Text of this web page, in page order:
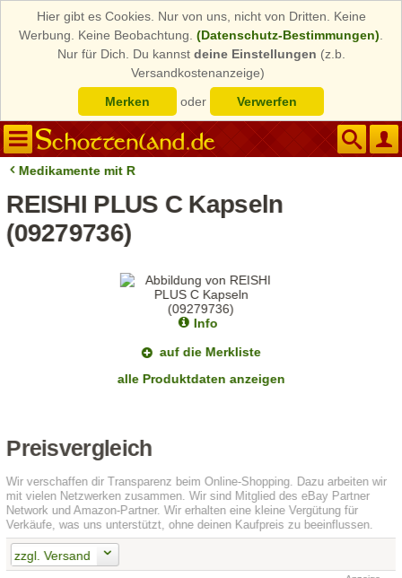
Hier gibt es Cookies. Nur von uns, nicht von Dritten. Keine
Werbung. Keine Beobachtung. (Datenschutz-Bestimmungen)
Nur für Dich. Du kannst deine Einstellungen (z.b.
Versandkostenanzeige)
Merken
oder Verwerfen
Medikamente mit R
REISHI PLUS C Kapseln
(09279736)
Info
auf die Merkliste
alle Produktdaten anzeigen
Preisvergleich
Wir verschaffen dir Transparenz beim Online-Shopping. Dazu arbeiten wir
mit vielen Netzwerken zusammen. Wir sind Mitglied des eBay Partner
Network und Amazon-Partner. Wir erhalten eine kleine Vergütung für
Verkäufe, was uns unterstützt, ohne deinen Kaufpreis zu beeinflussen.
zzgl. Versand